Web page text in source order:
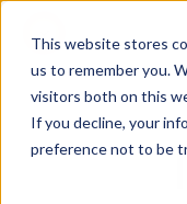
This website stores
us to remember you.
visitors both on this
If you decline, your
preference not to be